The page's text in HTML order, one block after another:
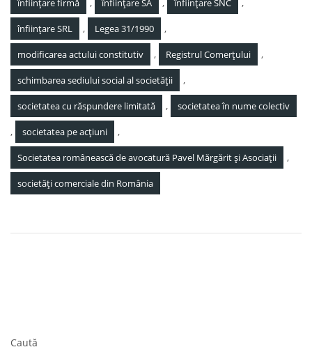
înființare firmă înființare SA înființare SNC
înființare SRL , Legea 31/1990 ,
modificarea actului constitutiv , Registrul Comerțului ,
schimbarea sediului social al societății ,
societatea cu răspundere limitată , societatea în nume colectiv
, societatea pe acțiuni ,
Societatea românească de avocatură Pavel Mărgărit și Asociații ,
societăți comerciale din România
Caută